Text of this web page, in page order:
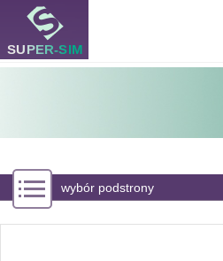
wybór podstrony